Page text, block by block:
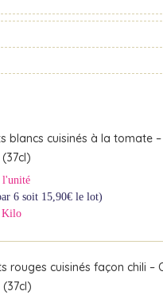
blancs cuisinés à la tomate
l'unité
6 soit 15,90€ le lot)
Kilo
rouges cuisinés façon chili –
(37cl)